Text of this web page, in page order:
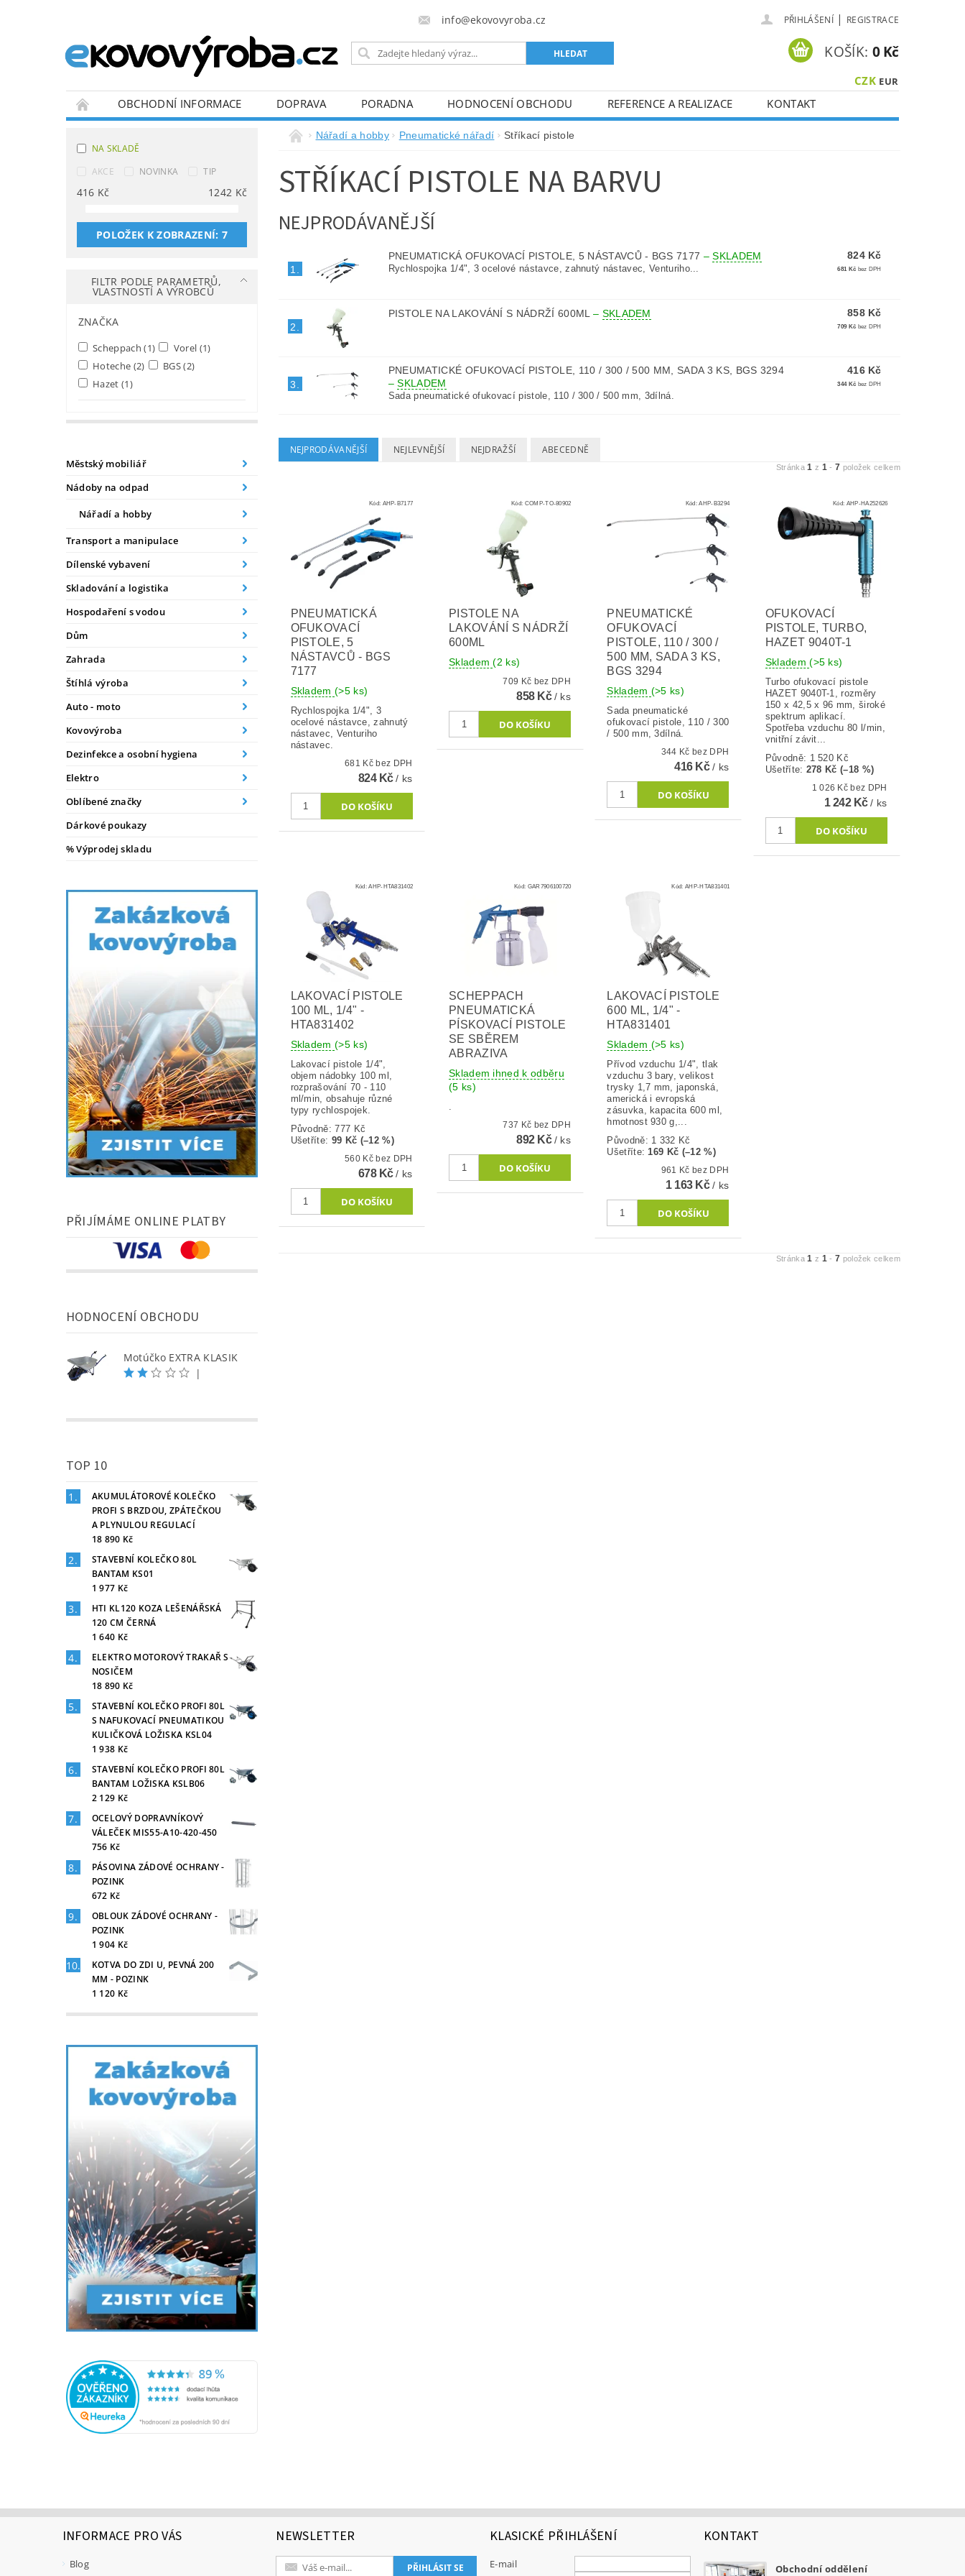
info@ekovovyroba.cz PŘIHLÁŠENÍ | REGISTRACE
CZK EUR
KOŠÍK: 0 Kč
OBCHODNÍ INFORMACE DOPRAVA PORADNA HODNOCENÍ OBCHODU REFERENCE A REALIZACE
KONTAKT
NA SKLADĚ
AKCE
NOVINKA TIP
416 Kč 1242 Kč
POLOŽEK K ZOBRAZENÍ: 7
FILTR PODLE PARAMETRŮ,
VLASTNOSTÍ A VÝROBCŮ
ZNAČKA
Scheppach(1) Vorel (1)
Hoteche (2) BGS(2)
Hazet(1)
Městský mobiliář
Nádoby na odpad
Nářadí a hobby
Transport a manipulace
Dílenské vybavení
Skladování a logistika
Hospodaření s vodou
Dům
Zahrada
Štíhlá výroba
Auto - moto
Kovovýroba
Dezinfekce a osobní hygiena
Elektro
Oblíbené značky
Dárkové poukazy
% Výprodej skladu
PŘIJÍMÁME ONLINE PLATBY
HODNOCENÍ OBCHODU
Motúčko EXTRA KLASIK
|
TOP 10
AKUMULÁTOROVÉ KOLEČKO
PROFI S BRZDOU, ZPÁTEČKOU
A PLYNULOU REGULACÍ
18 890 Kč
STAVEBNÍ KOLEČKO 80L
BANTAM KS01
1 977 Kč
HTI KL120 KOZA LEŠENÁŘSKÁ
120 CM ČERNÁ
1 640 Kč
ELEKTRO MOTOROVÝ TRAKAŘ S
NOSIČEM
18 890 Kč
STAVEBNÍ KOLEČKO PROFI 80L
S NAFUKOVACÍ PNEUMATIKOU
KULIČKOVÁ LOŽISKA KSL04
1 938 Kč
STAVEBNÍ KOLEČKO PROFI 80L
BANTAM LOŽISKA KSLB06
2 129 Kč
OCELOVÝ DOPRAVNÍKOVÝ
VÁLEČEK MIS55-A10-420-450
756 Kč
PÁSOVINA ZÁDOVÉ OCHRANY -
POZINK
672 Kč
OBLOUK ZÁDOVÉ OCHRANY -
POZINK
1 904 Kč
KOTVA DO ZDI U, PEVNÁ 200
MM - POZINK
1 120 Kč
Nářadí a hobby Pneumatické nářadí Stříkací pistole
STŘÍKACÍ PISTOLE NA BARVU
NEJPRODÁVANĚJŠÍ
1.
PNEUMATICKÁ OFUKOVACÍ PISTOLE, 5 NÁSTAVCŮ - BGS 7177 –SKLADEM
Rychlospojka 1/4", 3 ocelové nástavce, zahnutý nástavec, Venturiho...
824 Kč
681 Kč bez DPH
2.
PISTOLE NA LAKOVÁNÍ S NÁDRŽÍ 600ML – SKLADEM 858 Kč
709 Kč bez DPH
3.
PNEUMATICKÉ OFUKOVACÍ PISTOLE, 110 / 300 / 500 MM, SADA 3 KS, BGS 3294
–SKLADEM
Sada pneumatické ofukovací pistole, 110 / 300 / 500 mm, 3dílná.
416 Kč
344 Kč bez DPH
NEJPRODÁVANĚJŠÍ NEJLEVNĚJŠÍ NEJDRAŽŠÍ ABECEDNĚ
Stránka1 z 1 - 7 položek celkem
Kód: AHP-B7177
PNEUMATICKÁ
OFUKOVACÍ
PISTOLE, 5
NÁSTAVCŮ - BGS
7177
Skladem(>5 ks)
Rychlospojka 1/4", 3
ocelové nástavce, zahnutý
nástavec, Venturiho
nástavec.
681 Kč bez DPH
824 Kč/ ks
Kód: COMP-TO-80902
PISTOLE NA
LAKOVÁNÍ S NÁDRŽÍ
600ML
Skladem(2 ks)
709 Kč bez DPH
858 Kč/ ks
Kód:AHP-B3294
PNEUMATICKÉ
OFUKOVACÍ
PISTOLE, 110 / 300 /
500 MM, SADA 3 KS,
BGS 3294
Skladem (>5 ks)
Sada pneumatické
ofukovací pistole, 110 / 300
/ 500 mm, 3dílná.
344 Kč bez DPH
416 Kč/ ks
Kód: AHP-HA252626
OFUKOVACÍ
PISTOLE, TURBO,
HAZET 9040T-1
Skladem(>5 ks)
Turbo ofukovací pistole
HAZET 9040T-1, rozměry
150 x 42,5 x 96 mm, široké
spektrum aplikací.
Spotřeba vzduchu 80 l/min,
vnitřní závit...
Původně: 1 520 Kč
Ušetříte: 278 Kč (–18 %)
1 026 Kč bez DPH
1 242 Kč/ ks
Kód:AHP-HTA831402
LAKOVACÍ PISTOLE
100 ML, 1/4" -
HTA831402
Skladem(>5 ks)
Lakovací pistole 1/4",
objem nádobky 100 ml,
rozprašování 70 - 110
ml/min, obsahuje různé
typy rychlospojek.
Původně:777 Kč
Ušetříte: 99 Kč (–12 %)
560 Kč bez DPH
678 Kč/ ks
Kód: GAR7906100720
SCHEPPACH
PNEUMATICKÁ
PÍSKOVACÍ PISTOLE
SE SBĚREM
ABRAZIVA
Skladem ihned k odběru
(5 ks)
.
737 Kč bez DPH
892 Kč/ ks
Kód: AHP-HTA831401
LAKOVACÍ PISTOLE
600 ML, 1/4" -
HTA831401
Skladem (>5 ks)
Přívod vzduchu 1/4", tlak
vzduchu 3 bary, velikost
trysky 1,7 mm, japonská,
americká i evropská
zásuvka, kapacita 600 ml,
hmotnost 930 g,...
Původně: 1 332 Kč
Ušetříte:169 Kč (–12 %)
961 Kč bez DPH
1 163 Kč/ ks
Stránka1 z 1 - 7 položek celkem
INFORMACE PRO VÁS
Blog
NEWSLETTER KLASICKÉ PŘIHLÁŠENÍ
E-mail
KONTAKT
Obchodní oddělení